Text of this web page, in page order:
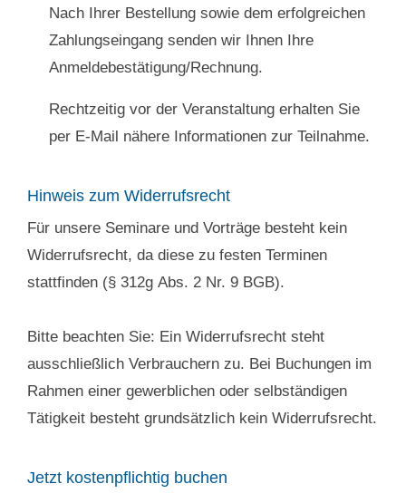
Nach Ihrer Bestellung sowie dem erfolgreichen
Zahlungseingang senden wir Ihnen Ihre
Anmeldebestätigung/Rechnung.
Rechtzeitig vor der Veranstaltung erhalten Sie
per E-Mail nähere Informationen zur Teilnahme.
Hinweis zum Widerrufsrecht
Für unsere Seminare und Vorträge besteht kein
Widerrufsrecht, da diese zu festen Terminen
stattfinden (§ 312g Abs. 2 Nr. 9 BGB).
Bitte beachten Sie: Ein Widerrufsrecht steht
ausschließlich Verbrauchern zu. Bei Buchungen im
Rahmen einer gewerblichen oder selbständigen
Tätigkeit besteht grundsätzlich kein Widerrufsrecht.
Jetzt kostenpflichtig buchen